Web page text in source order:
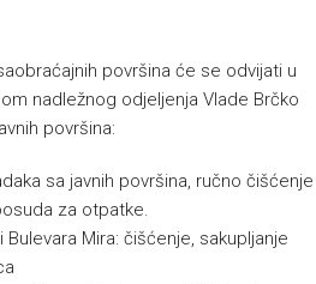
površina će se odvijati u
nadležnog odjeljenja Vlade Brčko
površina:
sa javnih površina, ručno čišćenje
za otpatke.
Mira: čišćenje, sakupljanje